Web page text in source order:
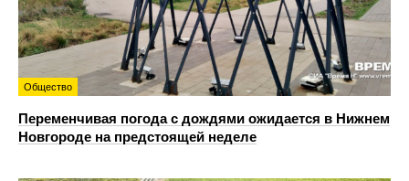
Общество
Переменчивая погода с дождями ожидается в Нижнем
Новгороде на предстоящей неделе